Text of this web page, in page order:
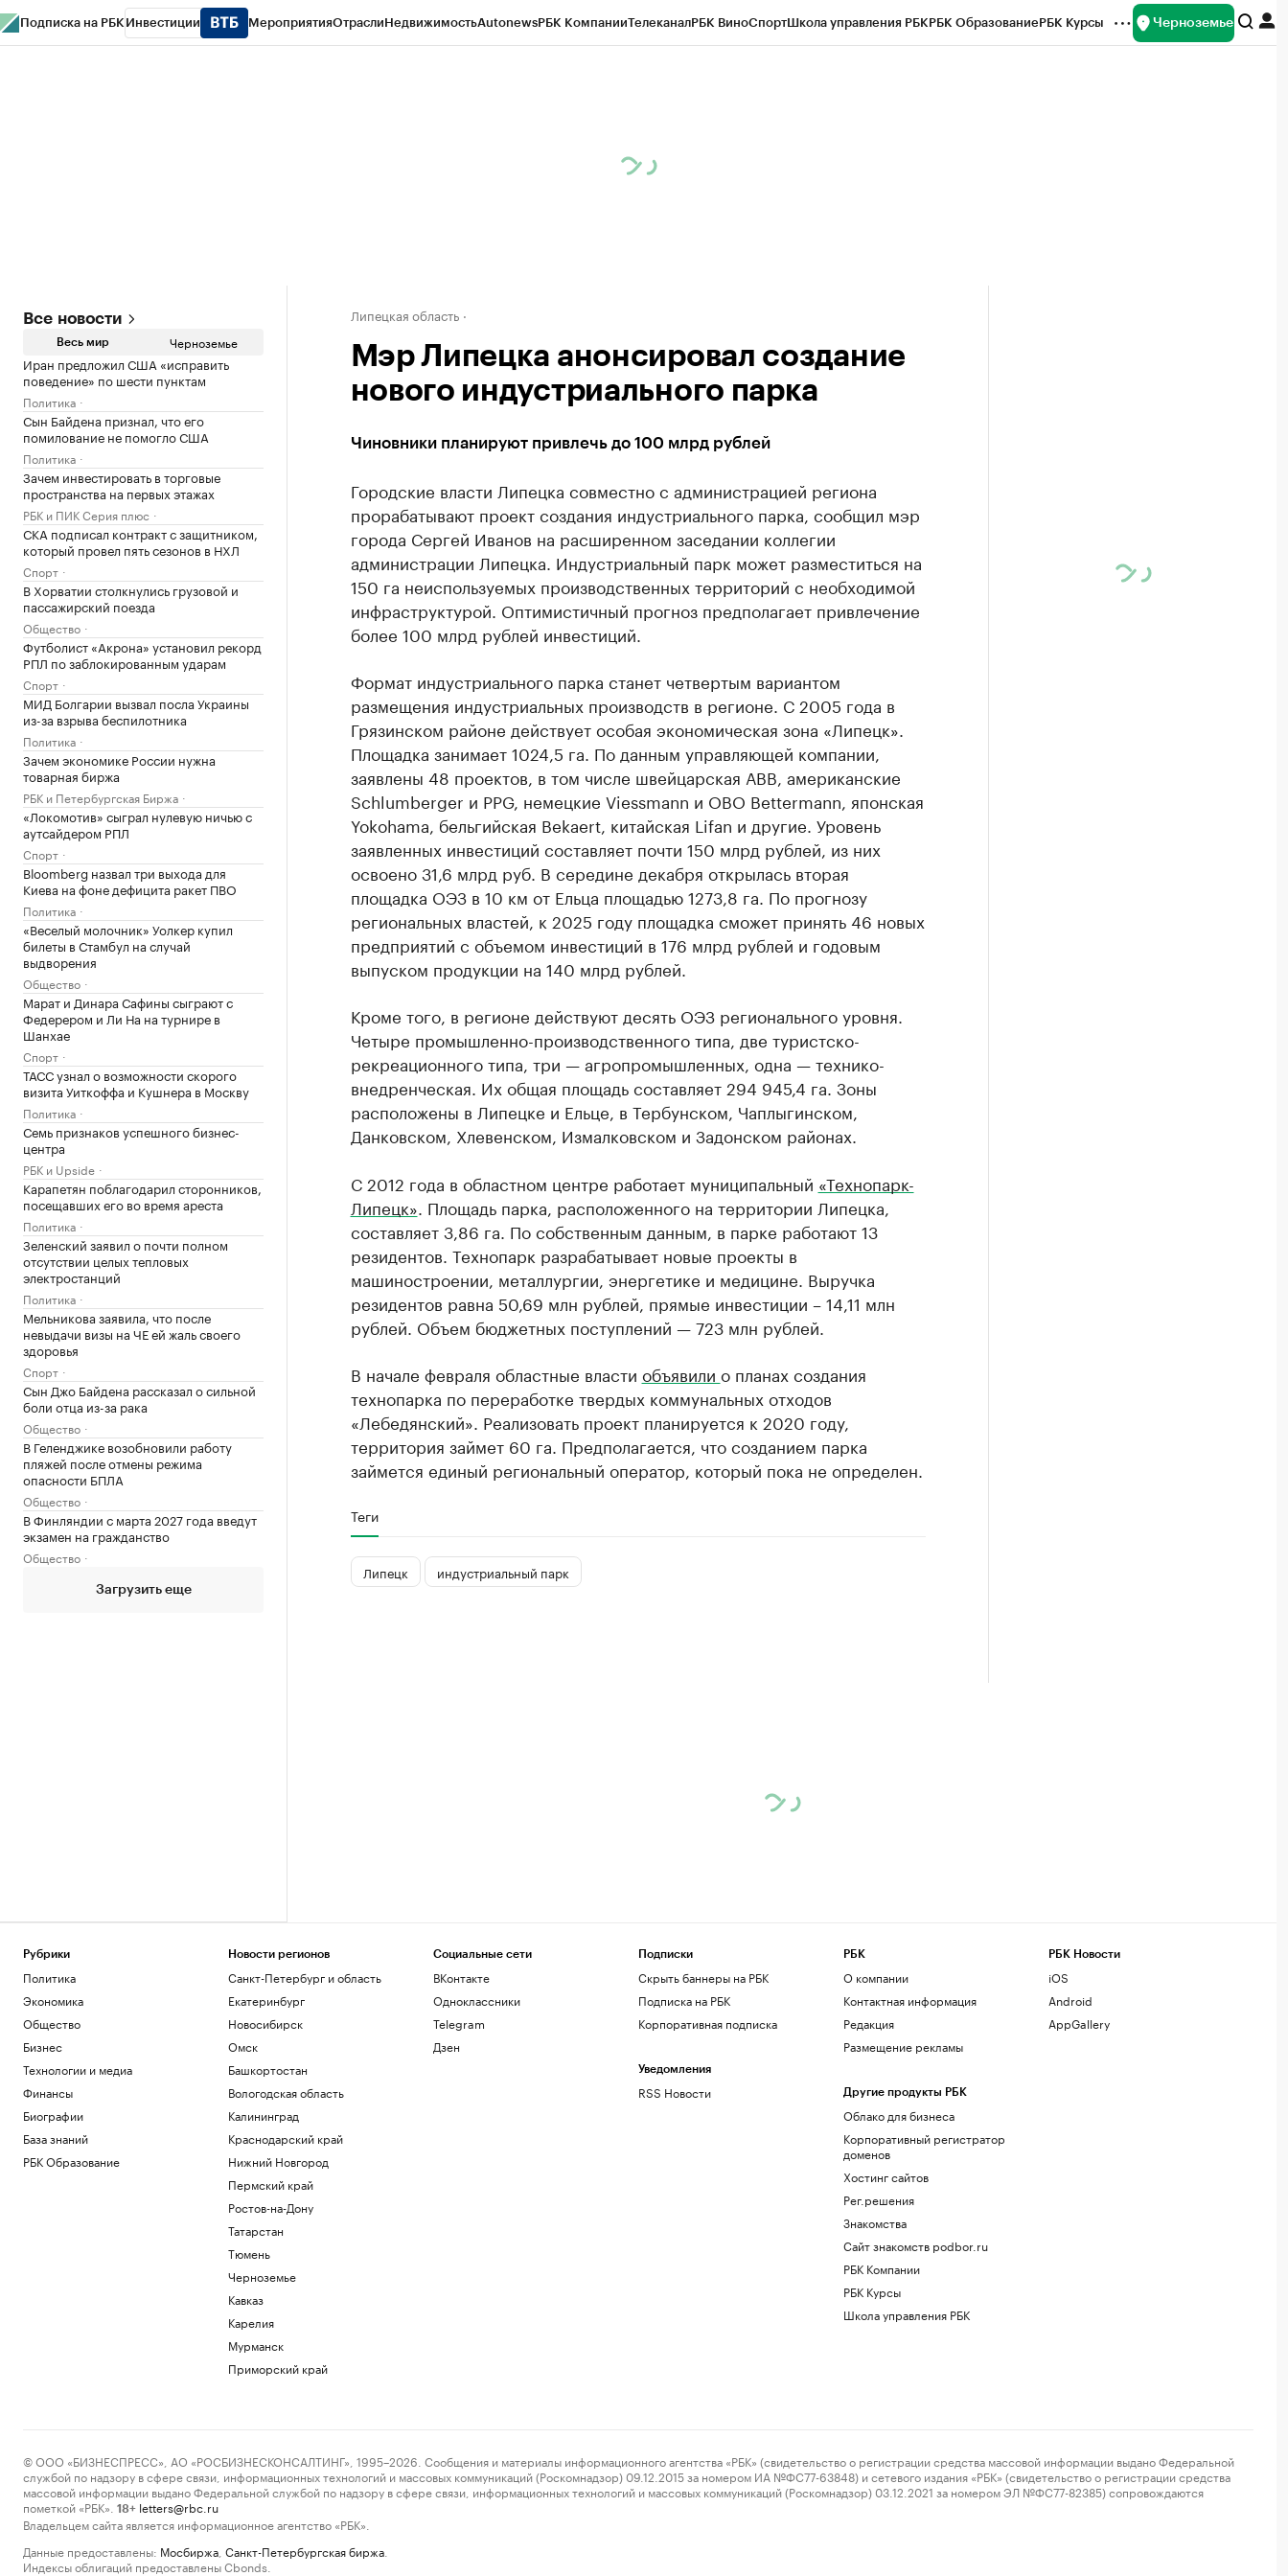
Подписка на РБК Инвестиции МероприятияОтраслиНедвижимостьAutonewsРБК КомпанииТелеканалРБК ВиноСпортШкола управления РБКРБК ОбразованиеРБК Курсы Черноземье
Все новости
Весь мир Черноземье
Иран предложил США «исправить
поведение» по шести пунктам
Политика
Сын Байдена признал, что его
помилование не помогло США
Политика
Зачем инвестировать в торговые
пространства на первых этажах
РБК и ПИК Серия плюс
СКА подписал контракт с защитником,
который провел пять сезонов в НХЛ
Спорт
В Хорватии столкнулись грузовой и
пассажирский поезда
Общество
Футболист «Акрона» установил рекорд
РПЛ по заблокированным ударам
Спорт
МИД Болгарии вызвал посла Украины
из-за взрыва беспилотника
Политика
Зачем экономике России нужна
товарная биржа
РБК и Петербургская Биржа
«Локомотив» сыграл нулевую ничью с
аутсайдером РПЛ
Спорт
Bloomberg назвал три выхода для
Киева на фоне дефицита ракет ПВО
Политика
«Веселый молочник» Уолкер купил
билеты в Стамбул на случай
выдворения
Общество
Марат и Динара Сафины сыграют с
Федерером и Ли На на турнире в
Шанхае
Спорт
ТАСС узнал о возможности скорого
визита Уиткоффа и Кушнера в Москву
Политика
Семь признаков успешного бизнес-
центра
РБК и Upside
Карапетян поблагодарил сторонников,
посещавших его во время ареста
Политика
Зеленский заявил о почти полном
отсутствии целых тепловых
электростанций
Политика
Мельникова заявила, что после
невыдачи визы на ЧЕ ей жаль своего
здоровья
Спорт
Сын Джо Байдена рассказал о сильной
боли отца из-за рака
Общество
В Геленджике возобновили работу
пляжей после отмены режима
опасности БПЛА
Общество
В Финляндии с марта 2027 года введут
экзамен на гражданство
Общество
Загрузить еще
Липецкая область
Мэр Липецка анонсировал создание
нового индустриального парка
Чиновники планируют привлечь до 100 млрд рублей
Городские власти Липецка совместно с администрацией региона
прорабатывают проект создания индустриального парка, сообщил мэр
города Сергей Иванов на расширенном заседании коллегии
администрации Липецка. Индустриальный парк может разместиться на
150 га неиспользуемых производственных территорий с необходимой
инфраструктурой. Оптимистичный прогноз предполагает привлечение
более 100 млрд рублей инвестиций.
Формат индустриального парка станет четвертым вариантом
размещения индустриальных производств в регионе. С 2005 года в
Грязинском районе действует особая экономическая зона «Липецк».
Площадка занимает 1024,5 га. По данным управляющей компании,
заявлены 48 проектов, в том числе швейцарская АВВ, американские
Schlumberger и PPG, немецкие Viessmann и OBO Вettermann, японская
Yokohama, бельгийская Bekaert, китайская Lifan и другие. Уровень
заявленных инвестиций составляет почти 150 млрд рублей, из них
освоено 31,6 млрд руб. В середине декабря открылась вторая
площадка ОЭЗ в 10 км от Ельца площадью 1273,8 га. По прогнозу
региональных властей, к 2025 году площадка сможет принять 46 новых
предприятий с объемом инвестиций в 176 млрд рублей и годовым
выпуском продукции на 140 млрд рублей.
Кроме того, в регионе действуют десять ОЭЗ регионального уровня.
Четыре промышленно-производственного типа, две туристско-
рекреационного типа, три — агропромышленных, одна — технико-
внедренческая. Их общая площадь составляет 294 945,4 га. Зоны
расположены в Липецке и Ельце, в Тербунском, Чаплыгинском,
Данковском, Хлевенском, Измалковском и Задонском районах.
С 2012 года в областном центре работает муниципальный «Технопарк-
Липецк» . Площадь парка, расположенного на территории Липецка,
составляет 3,86 га. По собственным данным, в парке работают 13
резидентов. Технопарк разрабатывает новые проекты в
машиностроении, металлургии, энергетике и медицине. Выручка
резидентов равна 50,69 млн рублей, прямые инвестиции – 14,11 млн
рублей. Объем бюджетных поступлений — 723 млн рублей.
В начале февраля областные власти объявили о планах создания
технопарка по переработке твердых коммунальных отходов
«Лебедянский». Реализовать проект планируется к 2020 году,
территория займет 60 га. Предполагается, что созданием парка
займется единый региональный оператор, который пока не определен.
Теги
Липецк индустриальный парк
Рубрики
Политика
Экономика
Общество
Бизнес
Технологии и медиа
Финансы
Биографии
База знаний
РБК Образование
Новости регионов
Санкт-Петербург и область
Екатеринбург
Новосибирск
Омск
Башкортостан
Вологодская область
Калининград
Краснодарский край
Нижний Новгород
Пермский край
Ростов-на-Дону
Татарстан
Тюмень
Черноземье
Кавказ
Карелия
Мурманск
Приморский край
Социальные сети
ВКонтакте
Одноклассники
Telegram
Дзен
Подписки
Скрыть баннеры на РБК
Подписка на РБК
Корпоративная подписка
Уведомления
RSS Новости
РБК
О компании
Контактная информация
Редакция
Размещение рекламы
Другие продукты РБК
Облако для бизнеса
Корпоративный регистратор
доменов
Хостинг сайтов
Рег.решения
Знакомства
Сайт знакомств podbor.ru
РБК Компании
РБК Курсы
Школа управления РБК
РБК Новости
iOS
Android
AppGallery
© ООО «БИЗНЕСПРЕСС», АО «РОСБИЗНЕСКОНСАЛТИНГ», 1995–2026. Сообщения и материалы информационного агентства «РБК» (свидетельство о регистрации средства массовой информации выдано Федеральной
службой по надзору в сфере связи, информационных технологий и массовых коммуникаций (Роскомнадзор) 09.12.2015 за номером ИА №ФС77-63848) и сетевого издания «РБК» (свидетельство о регистрации средства
массовой информации выдано Федеральной службой по надзору в сфере связи, информационных технологий и массовых коммуникаций (Роскомнадзор) 03.12.2021 за номером ЭЛ №ФС77-82385) сопровождаются
пометкой «РБК».
18+ letters@rbc.ru
Владельцем сайта является информационное агентство «РБК».
Данные предоставлены: Мосбиржа Санкт-Петербургская биржа
Индексы облигаций предоставлены Cbonds.